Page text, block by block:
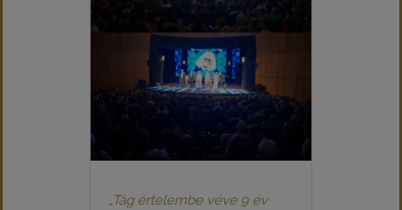
„Tág értelembe véve 9 év